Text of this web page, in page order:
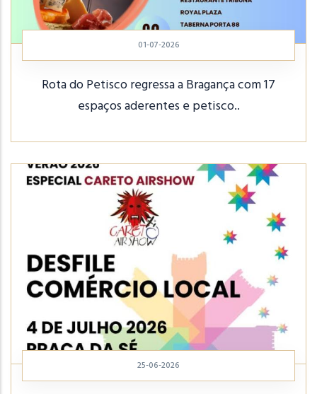
01-07-2026
Rota do Petisco regressa a Bragança com 17
espaços aderentes e petisco..
25-06-2026